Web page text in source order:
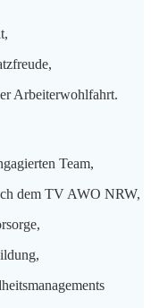
Arbeiterwohlfahrt.
Team,
dem TV AWO NRW,